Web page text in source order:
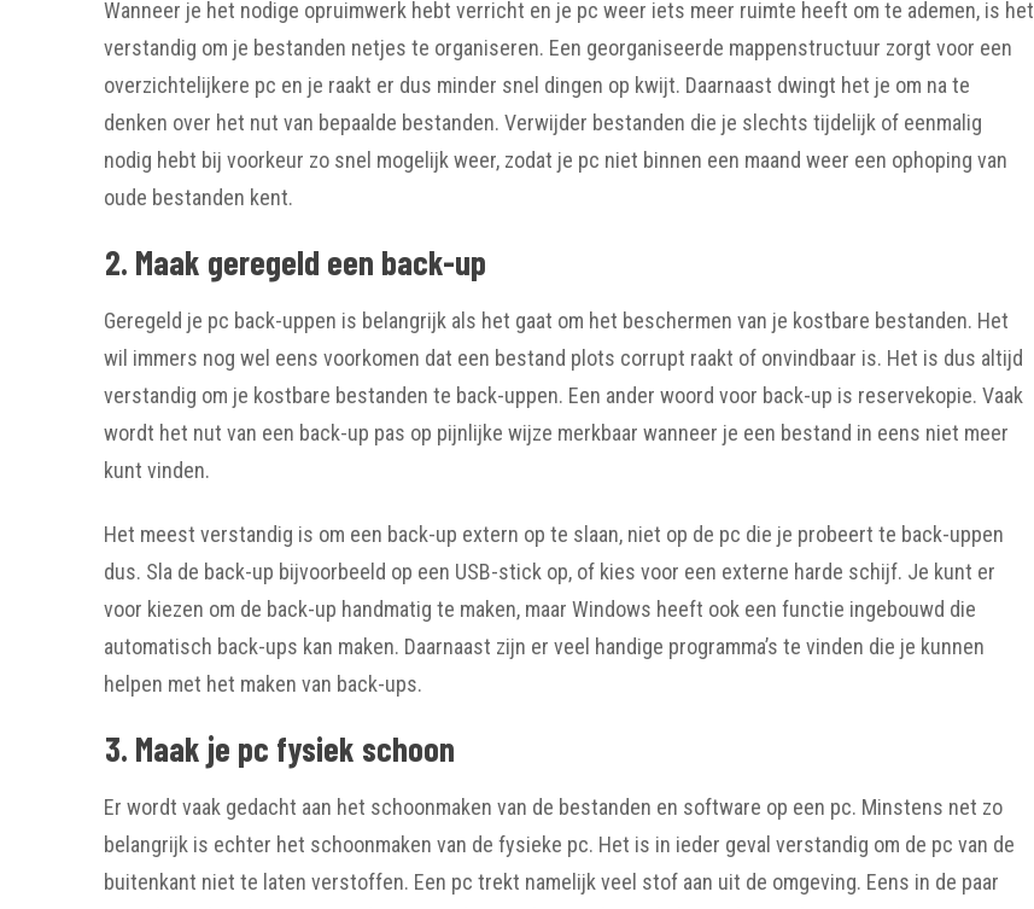
Wanneer je het nodige opruimwerk hebt verricht en je pc weer iets meer ruimte heeft om te ademen, is het
verstandig om je bestanden netjes te organiseren. Een georganiseerde mappenstructuur zorgt voor een
overzichtelijkere pc en je raakt er dus minder snel dingen op kwijt. Daarnaast dwingt het je om na te
denken over het nut van bepaalde bestanden. Verwijder bestanden die je slechts tijdelijk of eenmalig
nodig hebt bij voorkeur zo snel mogelijk weer, zodat je pc niet binnen een maand weer een ophoping van
oude bestanden kent.
2. Maak geregeld een back-up
Geregeld je pc back-uppen is belangrijk als het gaat om het beschermen van je kostbare bestanden. Het
wil immers nog wel eens voorkomen dat een bestand plots corrupt raakt of onvindbaar is. Het is dus altijd
verstandig om je kostbare bestanden te back-uppen. Een ander woord voor back-up is reservekopie. Vaak
wordt het nut van een back-up pas op pijnlijke wijze merkbaar wanneer je een bestand in eens niet meer
kunt vinden.
Het meest verstandig is om een back-up extern op te slaan, niet op de pc die je probeert te back-uppen
dus. Sla de back-up bijvoorbeeld op een USB-stick op, of kies voor een externe harde schijf. Je kunt er
voor kiezen om de back-up handmatig te maken, maar Windows heeft ook een functie ingebouwd die
automatisch back-ups kan maken. Daarnaast zijn er veel handige programma’s te vinden die je kunnen
helpen met het maken van back-ups.
3. Maak je pc fysiek schoon
Er wordt vaak gedacht aan het schoonmaken van de bestanden en software op een pc. Minstens net zo
belangrijk is echter het schoonmaken van de fysieke pc. Het is in ieder geval verstandig om de pc van de
buitenkant niet te laten verstoffen. Een pc trekt namelijk veel stof aan uit de omgeving. Eens in de paar